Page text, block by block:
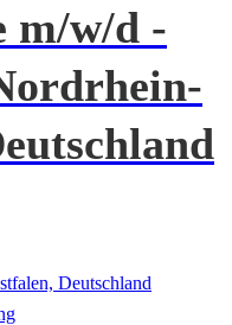
m/w/d -
Deutschland